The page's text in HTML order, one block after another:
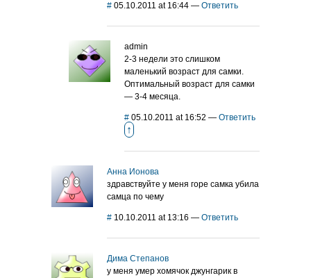
# 05.10.2011 at 16:44 — Ответить
admin
2-3 недели это слишком
маленький возраст для самки.
Оптимальный возраст для самки
— 3-4 месяца.
# 05.10.2011 at 16:52 — Ответить
↑
Анна Ионова
здравствуйте у меня горе самка убила
самца по чему
# 10.10.2011 at 13:16 — Ответить
Дима Степанов
у меня умер хомячок джунгарик в